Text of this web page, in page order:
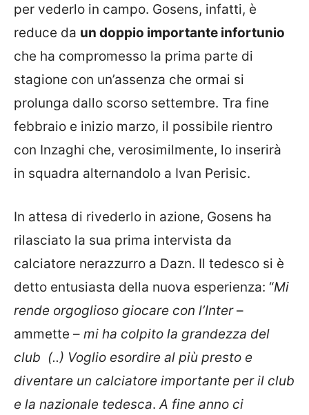
per vederlo in campo. Gosens, infatti, è
reduce da un doppio importante infortunio
che ha compromesso la prima parte di
stagione con un’assenza che ormai si
prolunga dallo scorso settembre. Tra fine
febbraio e inizio marzo, il possibile rientro
con Inzaghi che, verosimilmente, lo inserirà
in squadra alternandolo a Ivan Perisic.
In attesa di rivederlo in azione, Gosens ha
rilasciato la sua prima intervista da
calciatore nerazzurro a Dazn. Il tedesco si è
detto entusiasta della nuova esperienza: “Mi
rende orgoglioso giocare con l’Inter–
ammette – mi ha colpito la grandezza del
club (..) Voglio esordire al più presto e
diventare un calciatore importante per il club
e la nazionale tedesca.A fine anno ci